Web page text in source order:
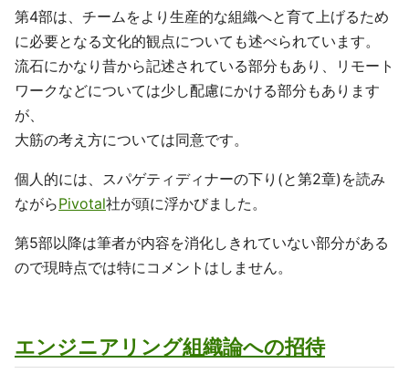
第4部は、チームをより生産的な組織へと育て上げるため
に必要となる文化的観点についても述べられています。
流石にかなり昔から記述されている部分もあり、リモート
ワークなどについては少し配慮にかける部分もあります
が、
大筋の考え方については同意です。
個人的には、スパゲティディナーの下り(と第2章)を読み
ながらPivotal社が頭に浮かびました。
第5部以降は筆者が内容を消化しきれていない部分がある
ので現時点では特にコメントはしません。
エンジニアリング組織論への招待